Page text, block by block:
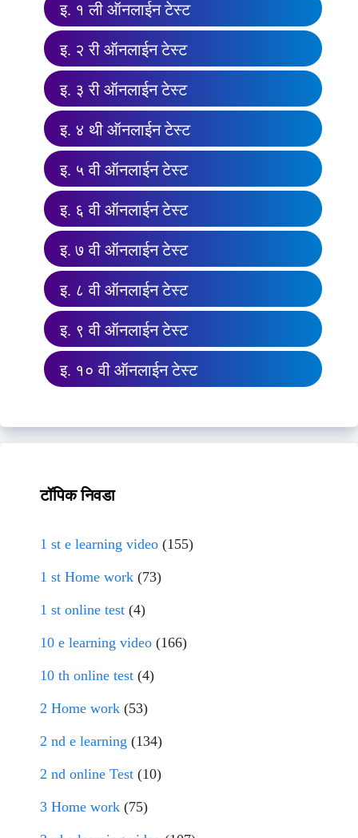
इ. १ ली ऑनलाईन टेस्ट
इ. २ री ऑनलाईन टेस्ट
इ. ३ री ऑनलाईन टेस्ट
इ. ४ थी ऑनलाईन टेस्ट
इ. ५ वी ऑनलाईन टेस्ट
इ. ६ वी ऑनलाईन टेस्ट
इ. ७ वी ऑनलाईन टेस्ट
इ. ८ वी ऑनलाईन टेस्ट
इ. ९ वी ऑनलाईन टेस्ट
इ. १० वी ऑनलाईन टेस्ट
टॉपिक निवडा
1 st e learning video (155)
1 st Home work (73)
1 st online test (4)
10 e learning video (166)
10 th online test (4)
2 Home work (53)
2 nd e learning (134)
2 nd online Test (10)
3 Home work (75)